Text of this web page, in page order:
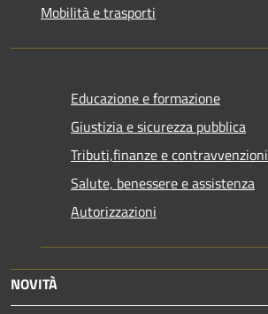
Mobilità e trasporti
Educazione e formazione
Giustizia e sicurezza pubblica
Tributi,finanze e contravvenzioni
Salute, benessere e assistenza
Autorizzazioni
NOVITÀ